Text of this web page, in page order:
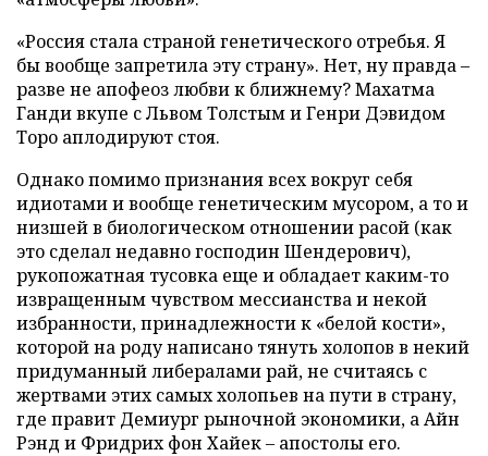
«Россия стала страной генетического отребья. Я
бы вообще запретила эту страну». Нет, ну правда –
разве не апофеоз любви к ближнему? Махатма
Ганди вкупе с Львом Толстым и Генри Дэвидом
Торо аплодируют стоя.
Однако помимо признания всех вокруг себя
идиотами и вообще генетическим мусором, а то и
низшей в биологическом отношении расой (как
это сделал недавно господин Шендерович),
рукопожатная тусовка еще и обладает каким-то
извращенным чувством мессианства и некой
избранности, принадлежности к «белой кости»,
которой на роду написано тянуть холопов в некий
придуманный либералами рай, не считаясь с
жертвами этих самых холопьев на пути в страну,
где правит Демиург рыночной экономики, а Айн
Рэнд и Фридрих фон Хайек – апостолы его.